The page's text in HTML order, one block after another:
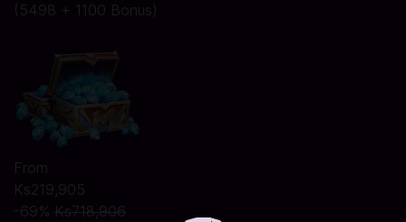
(5498 + 1100 Bonus)
From
Ks219,905
-69% Ks718,906